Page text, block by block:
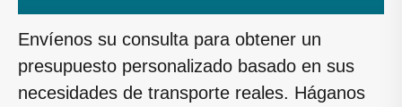
Envíenos su consulta para obtener un
presupuesto personalizado basado en sus
necesidades de transporte reales. Háganos